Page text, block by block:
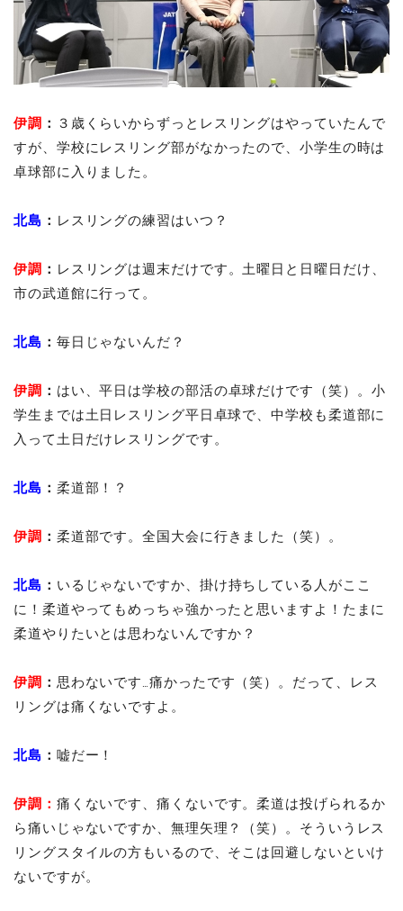
伊調 ： ３歳くらいからずっとレスリングはやっていたんで
すが、学校にレスリング部がなかったので、小学生の時は
卓球部に入りました。
北島 ： レスリングの練習はいつ？
伊調 ： レスリングは週末だけです。土曜日と日曜日だけ、
市の武道館に行って。
北島 ： 毎日じゃないんだ？
伊調 ： はい、平日は学校の部活の卓球だけです（笑）。小
学生までは土日レスリング平日卓球で、中学校も柔道部に
入って土日だけレスリングです。
北島 ： 柔道部！？
伊調 ： 柔道部です。全国大会に行きました（笑）。
北島 ： いるじゃないですか、掛け持ちしている人がここ
に！柔道やってもめっちゃ強かったと思いますよ！たまに
柔道やりたいとは思わないんですか？
伊調 ： 思わないです…痛かったです（笑）。だって、レス
リングは痛くないですよ。
北島 ： 嘘だー！
伊調 ： 痛くないです、痛くないです。柔道は投げられるか
ら痛いじゃないですか、無理矢理？（笑）。そういうレス
リングスタイルの方もいるので、そこは回避しないといけ
ないですが。